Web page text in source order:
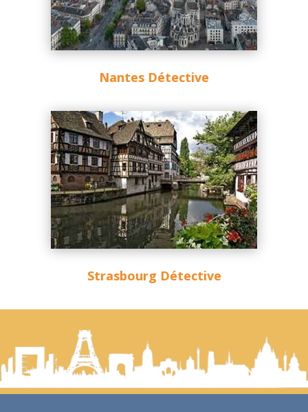
Nantes Détective
Strasbourg Détective